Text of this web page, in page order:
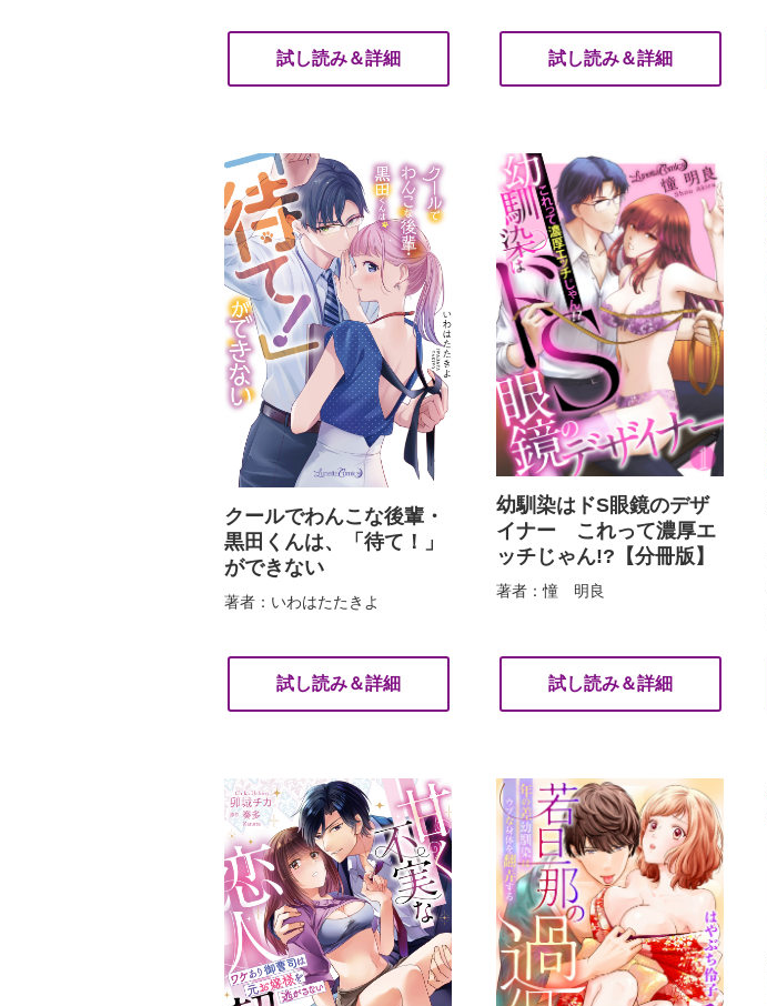
試し読み＆詳細 試し読み＆詳細
クールでわんこな後輩・
黒田くんは、「待て！」
ができない
著者：いわはたたきよ
試し読み＆詳細
幼馴染はドS眼鏡のデザ
イナー これって濃厚エ
ッチじゃん!?【分冊版】
著者：憧 明良
試し読み＆詳細